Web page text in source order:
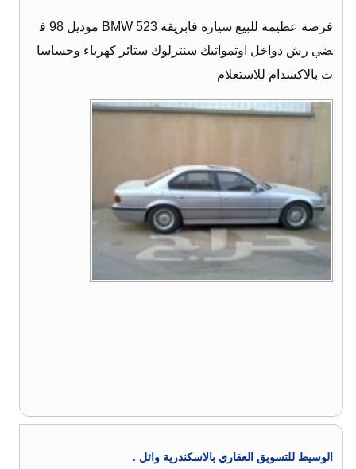
فرصة عظيمة للبيع سيارة فابريقة BMW 523 موديل 98 ف
ضي رش دواخل اوتمواتيك سنترلوك ستائر كهرباء وحساسا
ت بالاكسدام للاستعلام
الوسيط للتسويق العقاري بالاسكندرية وائل .